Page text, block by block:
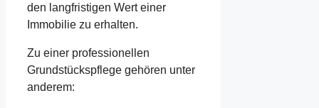
den langfristigen Wert einer
Immobilie zu erhalten.
Zu einer professionellen
Grundstückspflege gehören unter
anderem: